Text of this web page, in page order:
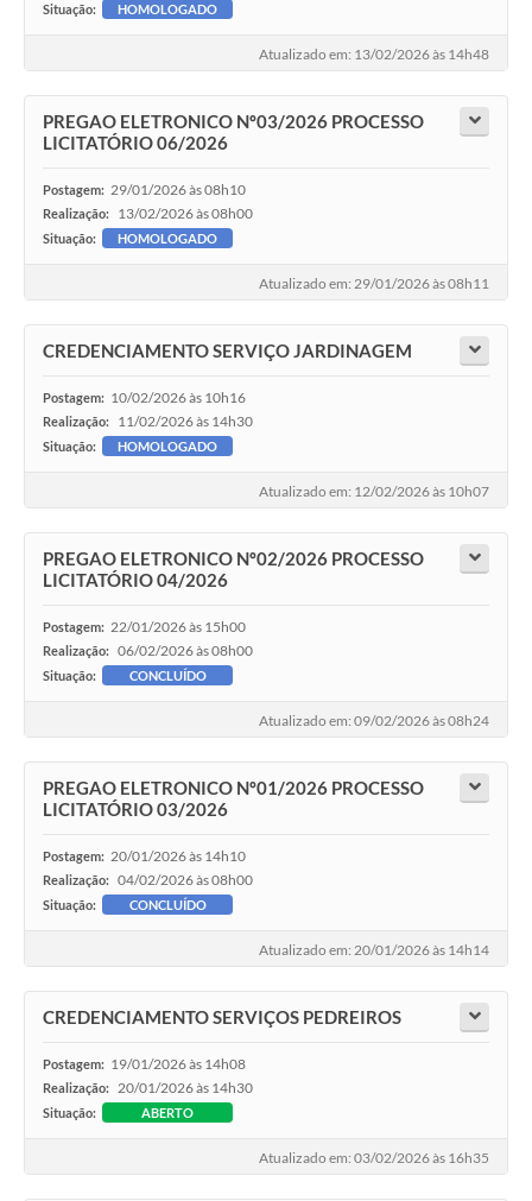
Situação: HOMOLOGADO
Atualizado em: 13/02/2026 às 14h48
PREGAO ELETRONICO Nº03/2026 PROCESSO
LICITATÓRIO 06/2026
Postagem: 29/01/2026 às 08h10
Realização: 13/02/2026 às 08h00
Situação: HOMOLOGADO
Atualizado em: 29/01/2026 às 08h11
CREDENCIAMENTO SERVIÇO JARDINAGEM
Postagem: 10/02/2026 às 10h16
Realização: 11/02/2026 às 14h30
Situação: HOMOLOGADO
Atualizado em: 12/02/2026 às 10h07
PREGAO ELETRONICO Nº02/2026 PROCESSO
LICITATÓRIO 04/2026
Postagem: 22/01/2026 às 15h00
Realização: 06/02/2026 às 08h00
Situação: CONCLUÍDO
Atualizado em: 09/02/2026 às 08h24
PREGAO ELETRONICO Nº01/2026 PROCESSO
LICITATÓRIO 03/2026
Postagem: 20/01/2026 às 14h10
Realização: 04/02/2026 às 08h00
Situação: CONCLUÍDO
Atualizado em: 20/01/2026 às 14h14
CREDENCIAMENTO SERVIÇOS PEDREIROS
Postagem: 19/01/2026 às 14h08
Realização: 20/01/2026 às 14h30
Situação: ABERTO
Atualizado em: 03/02/2026 às 16h35